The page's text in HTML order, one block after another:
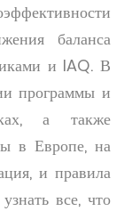
баланса
и IAQ. В
программы и
а также
в Европе, на
и правила
все, что